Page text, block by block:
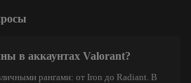
в аккаунтах Valorant?
рангами: от Iron до Radiant. В